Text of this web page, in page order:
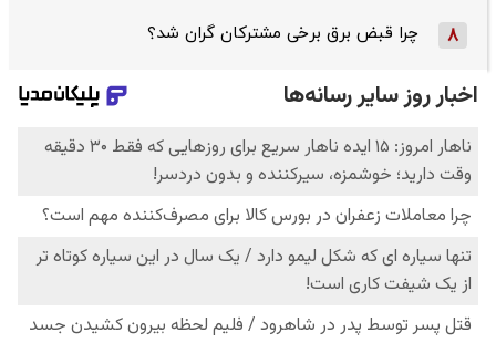
8 چرا قبض برق برخی مشترکان گران شد؟